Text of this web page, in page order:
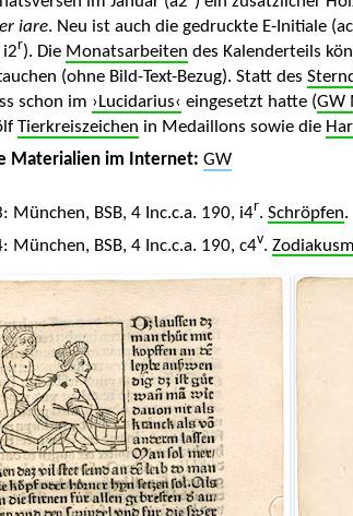
iare. Neu ist auch die gedruckte E-Initiale
i2r). Die Monatsarbeiten des Kalenderteils
(ohne Bild-Text-Bezug). Statt des
schon im ›Lucidarius‹ eingesetzt hatte (GW
Tierkreiszeichen in Medaillons sowie die
Materialien im Internet: GW
München, BSB, 4 Inc.c.a. 190, i4r. Schröpfen.
München, BSB, 4 Inc.c.a. 190, c4v.